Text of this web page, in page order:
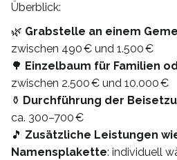
Überblick:
🌿 Grabstelle an einem
zwischen 490 € und 1.500 €
🌳 Einzelbaum für Familien
zwischen 2.500 € und 10.000 €
⚱️ Durchführung der
ca. 300–700 €
🎵 Zusätzliche Leistungen
Namensplakette: individuell